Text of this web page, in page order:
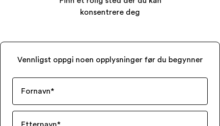
konsentrere deg
Vennligst oppgi noen opplysninger før du begynner
Fornavn*